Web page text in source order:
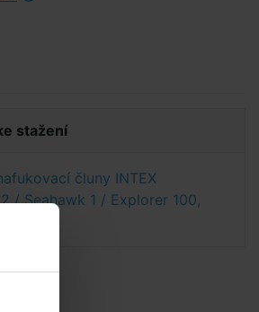
stažení
čluny INTEX
/ Seahawk 1 / Explorer 100,